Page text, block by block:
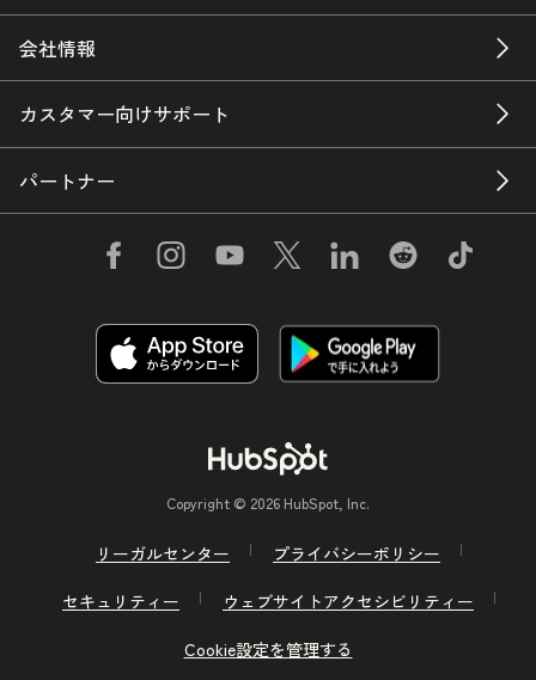
会社情報
カスタマー向けサポート
パートナー
Copyright © 2026 HubSpot, Inc.
リーガルセンター
プライバシーポリシー
セキュリティー
ウェブサイトアクセシビリティー
Cookie設定を管理する